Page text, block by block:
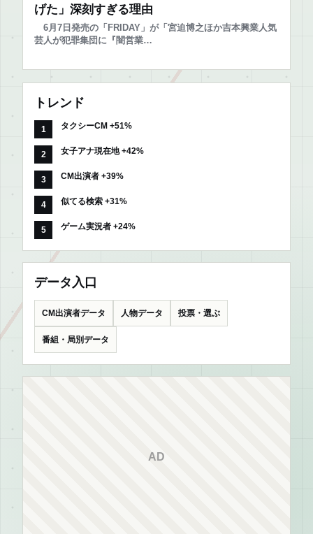
げた」深刻すぎる理由
6月7日発売の「FRIDAY」が「宮迫博之ほか吉本興業人気
芸人が犯罪集団に『闇営業…
トレンド
タクシーCM +51%
女子アナ現在地 +42%
CM出演者 +39%
似てる検索 +31%
ゲーム実況者 +24%
データ入口
CM出演者データ 人物データ 投票・選ぶ
番組・局別データ
AD